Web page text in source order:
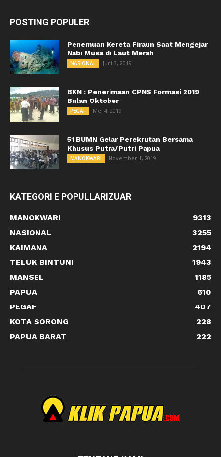
POSTING POPULER
Penemuan Kereta Firaun Saat Mengejar
Nabi Musa di Laut Merah
NASIONAL Juni 3, 2019
BKN : Penerimaan CPNS Formasi 2019
Bulan Oktober
PEGAF Mei 4, 2019
51 BUMN Gelar Perekrutan Bersama
Khusus Putra/Putri Papua
MANOKWARI November 1, 2019
KATEGORI E POPULLARIZUAR
MANOKWARI
9313
NASIONAL
3255
KAIMANA
2194
TELUK BINTUNI
1943
MANSEL
1185
PAPUA
610
PEGAF
407
KOTA SORONG
228
PAPUA BARAT
222